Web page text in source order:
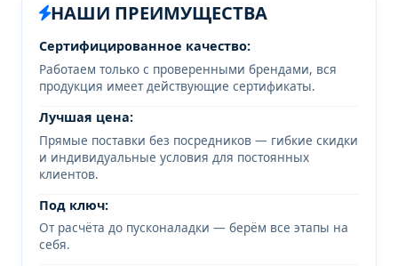
НАШИ ПРЕИМУЩЕСТВА
Сертифицированное качество:
Работаем только с проверенными брендами, вся
продукция имеет действующие сертификаты.
Лучшая цена:
Прямые поставки без посредников — гибкие скидки
и индивидуальные условия для постоянных
клиентов.
Под ключ:
От расчёта до пусконаладки — берём все этапы на
себя.